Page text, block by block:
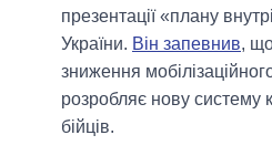
презентації «плану
України. Він запевнив,
зниження
розробляє нову систему
бійців.